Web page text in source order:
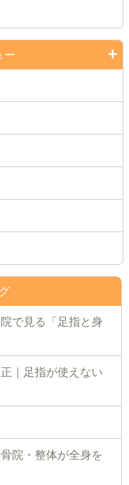
ー
で見る「足指と身
｜足指が使えない
院・整体が全身を